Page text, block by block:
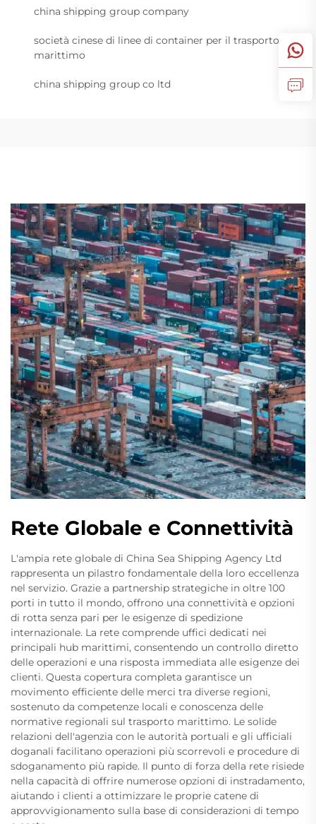
china shipping group company
società cinese di linee di container per il trasporto
marittimo
china shipping group co ltd
Rete Globale e Connettività
L'ampia rete globale di China Sea Shipping Agency Ltd
rappresenta un pilastro fondamentale della loro eccellenza
nel servizio. Grazie a partnership strategiche in oltre 100
porti in tutto il mondo, offrono una connettività e opzioni
di rotta senza pari per le esigenze di spedizione
internazionale. La rete comprende uffici dedicati nei
principali hub marittimi, consentendo un controllo diretto
delle operazioni e una risposta immediata alle esigenze dei
clienti. Questa copertura completa garantisce un
movimento efficiente delle merci tra diverse regioni,
sostenuto da competenze locali e conoscenza delle
normative regionali sul trasporto marittimo. Le solide
relazioni dell'agenzia con le autorità portuali e gli ufficiali
doganali facilitano operazioni più scorrevoli e procedure di
sdoganamento più rapide. Il punto di forza della rete risiede
nella capacità di offrire numerose opzioni di instradamento,
aiutando i clienti a ottimizzare le proprie catene di
approvvigionamento sulla base di considerazioni di tempo